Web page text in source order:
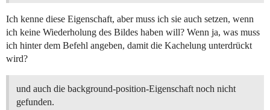
Ich kenne diese Eigenschaft, aber muss ich sie auch setzen, wenn
ich keine Wiederholung des Bildes haben will? Wenn ja, was muss
ich hinter dem Befehl angeben, damit die Kachelung unterdrückt
wird?
und auch die background-position-Eigenschaft noch nicht
gefunden.